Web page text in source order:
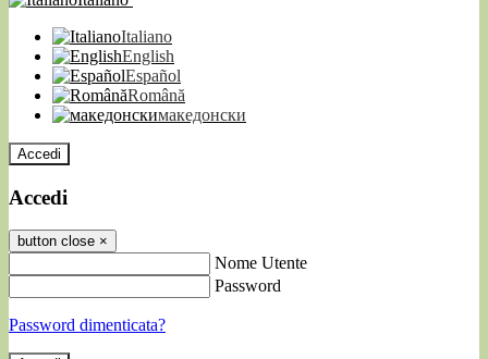
Italiano
English
Español
Română
македонски
Accedi
Accedi
button close ×
Nome Utente
Password
Password dimenticata?